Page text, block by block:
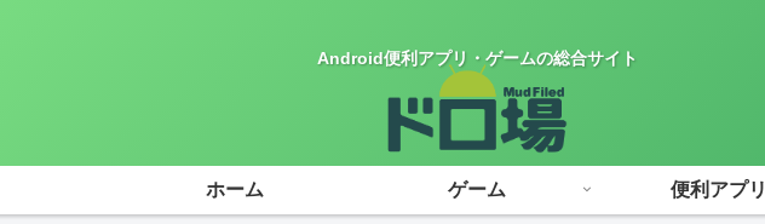
Android便利アプリ・ゲームの総合サイト
ホーム ゲーム 便利アプリ